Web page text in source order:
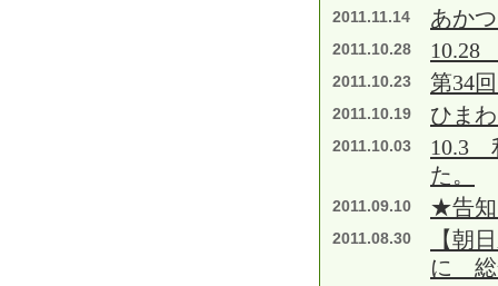
2011.11.14 あか
2011.10.28 10.28
2011.10.23 第34
2011.10.19 ひま
2011.10.03
10.3
た。
2011.09.10 ★告知
2011.08.30
【朝
に 総